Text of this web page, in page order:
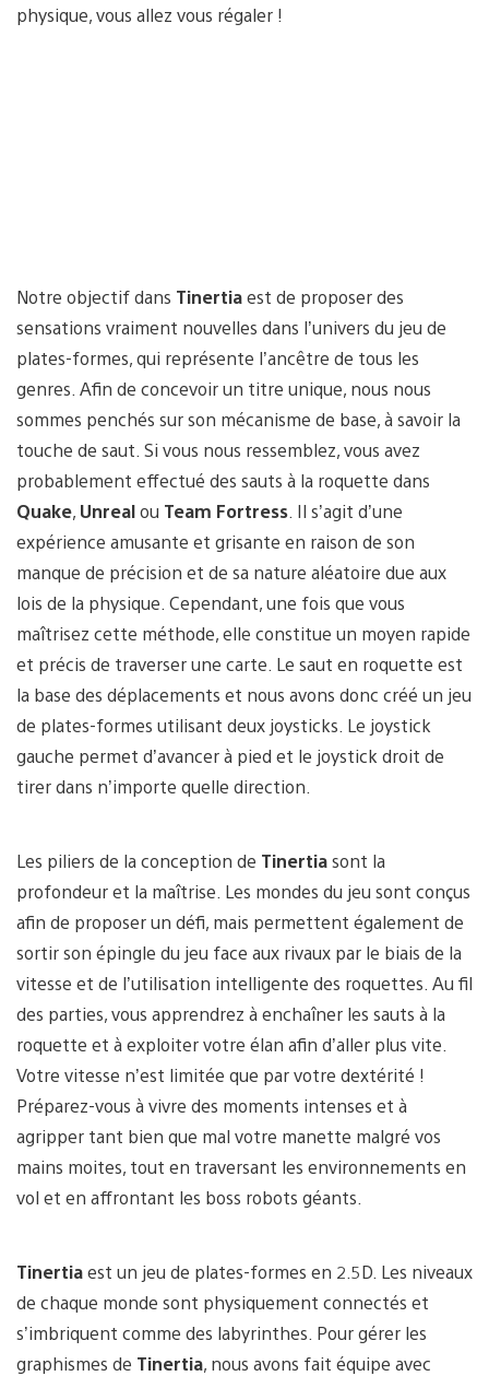
physique, vous allez vous régaler !
Notre objectif dans Tinertiaest de proposer des
sensations vraiment nouvelles dans l’univers du jeu de
plates-formes, qui représente l’ancêtre de tous les
genres. Afin de concevoir un titre unique, nous nous
sommes penchés sur son mécanisme de base, à savoir la
touche de saut. Si vous nous ressemblez, vous avez
probablement effectué des sauts à la roquette dans
Quake, Unrealou Team Fortress . Il s’agit d’une
expérience amusante et grisante en raison de son
manque de précision et de sa nature aléatoire due aux
lois de la physique. Cependant, une fois que vous
maîtrisez cette méthode, elle constitue un moyen rapide
et précis de traverser une carte. Le saut en roquette est
la base des déplacements et nous avons donc créé un jeu
de plates-formes utilisant deux joysticks. Le joystick
gauche permet d’avancer à pied et le joystick droit de
tirer dans n’importe quelle direction.
Les piliers de la conception de Tinertiasont la
profondeur et la maîtrise. Les mondes du jeu sont conçus
afin de proposer un défi, mais permettent également de
sortir son épingle du jeu face aux rivaux par le biais de la
vitesse et de l’utilisation intelligente des roquettes. Au fil
des parties, vous apprendrez à enchaîner les sauts à la
roquette et à exploiter votre élan afin d’aller plus vite.
Votre vitesse n’est limitée que par votre dextérité !
Préparez-vous à vivre des moments intenses et à
agripper tant bien que mal votre manette malgré vos
mains moites, tout en traversant les environnements en
vol et en affrontant les boss robots géants.
Tinertiaest un jeu de plates-formes en 2.5D. Les niveaux
de chaque monde sont physiquement connectés et
s’imbriquent comme des labyrinthes. Pour gérer les
graphismes de Tinertia, nous avons fait équipe avec